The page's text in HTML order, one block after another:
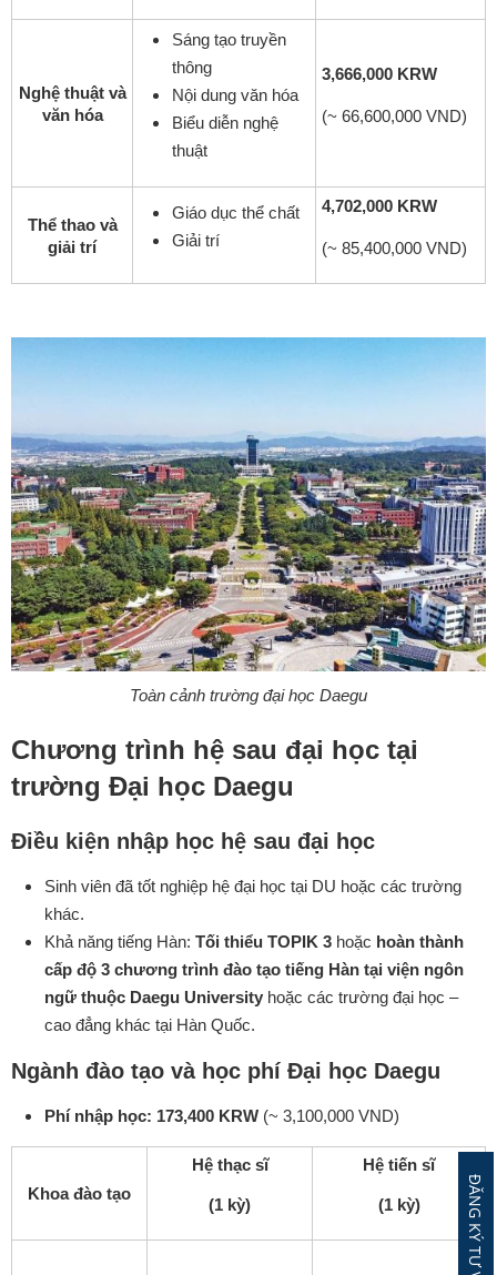
Nghệ thuật và
văn hóa
Sáng tạo truyền
thông
Nội dung văn hóa
Biểu diễn nghệ
thuật
3,666,000 KRW
(~ 66,600,000 VND)
Thể thao và
giải trí
Giáo dục thể chất
Giải trí
4,702,000 KRW
(~ 85,400,000 VND)
Toàn cảnh trường đại học Daegu
Chương trình hệ sau đại học tại
trường Đại học Daegu
Điều kiện nhập học hệ sau đại học
Sinh viên đã tốt nghiệp hệ đại học tại DU hoặc các trường
khác.
Khả năng tiếng Hàn: Tối thiểu TOPIK 3 hoặc hoàn thành
cấp độ 3 chương trình đào tạo tiếng Hàn tại viện ngôn
ngữ thuộc Daegu University hoặc các trường đại học –
cao đẳng khác tại Hàn Quốc.
Ngành đào tạo và học phí Đại học Daegu
Phí nhập học: 173,400 KRW (~ 3,100,000 VND)
Khoa đào tạo
Hệ thạc sĩ
(1 kỳ)
Hệ tiến sĩ
(1 kỳ)